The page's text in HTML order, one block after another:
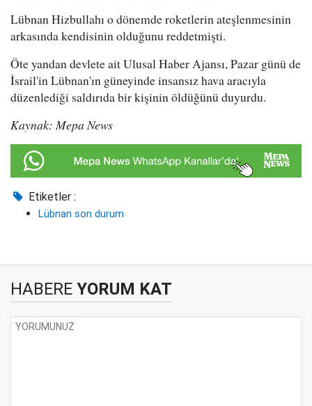
Lübnan Hizbullahı o dönemde roketlerin ateşlenmesinin
arkasında kendisinin olduğunu reddetmişti.
Öte yandan devlete ait Ulusal Haber Ajansı, Pazar günü de
İsrail'in Lübnan'ın güneyinde insansız hava aracıyla
düzenlediği saldırıda bir kişinin öldüğünü duyurdu.
Kaynak: Mepa News
Etiketler :
Lübnan son durum
HABERE YORUM KAT